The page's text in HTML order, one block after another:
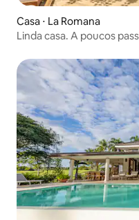
Casa ⋅ La Romana
Linda casa. A poucos